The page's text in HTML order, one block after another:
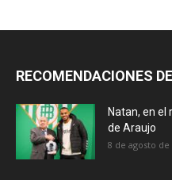
RECOMENDACIONES
Natan, en el
de Araujo
8 de agosto de